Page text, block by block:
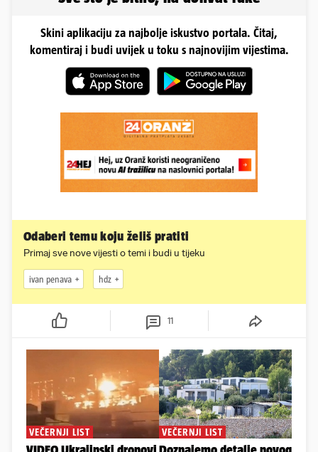
Skini aplikaciju za najbolje iskustvo portala. Čitaj,
komentiraj i budi uvijek u toku s najnovijim vijestima.
Odaberi temu koju želiš pratiti
Primaj sve nove vijesti o temi i budi u tijeku
ivan penava hdz
11